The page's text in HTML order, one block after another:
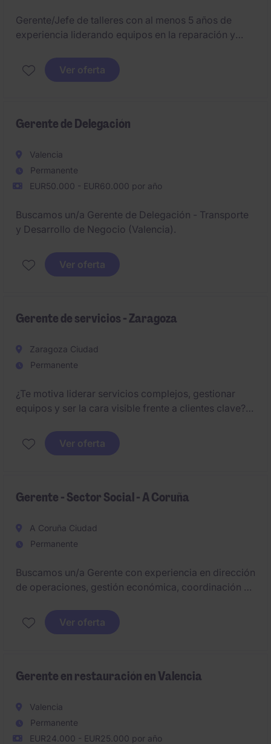
Gerente/Jefe de talleres con al menos 5 años de
experiencia liderando equipos en la reparación y
la red de talleres de una importante compañía
referente en su sector con base en Lugo.
Ver oferta
Gerente de Delegación
Valencia
Permanente
EUR50.000 - EUR60.000 por año
Buscamos un/a Gerente de Delegación - Transporte
y Desarrollo de Negocio (Valencia).
Ver oferta
Gerente de servicios - Zaragoza
Zaragoza Ciudad
Permanente
¿Te motiva liderar servicios complejos, gestionar
equipos y ser la cara visible frente a clientes clave?
Gerente para liderar su actividad en Aragón.
Ver oferta
Gerente - Sector Social - A Coruña
A Coruña Ciudad
Permanente
Buscamos un/a Gerente con experiencia en dirección
de operaciones, gestión económica, coordinación de
objetivo de garantizar el funcionamiento eficiente de
una entidad vinculada al sector social con base en A
Ver oferta
Gerente en restauración en Valencia
Valencia
Permanente
EUR24.000 - EUR25.000 por año